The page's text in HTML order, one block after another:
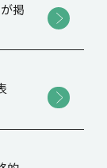
掲